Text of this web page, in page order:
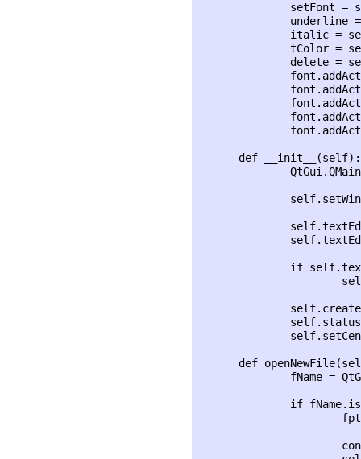
setFont =
underline
italic =
tColor =
delete =
      def __init__(self):
if
def
fName =
if